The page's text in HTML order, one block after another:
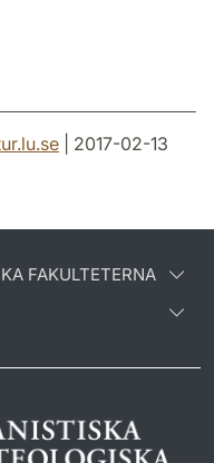
.se | 2017-02-13
FAKULTETERNA